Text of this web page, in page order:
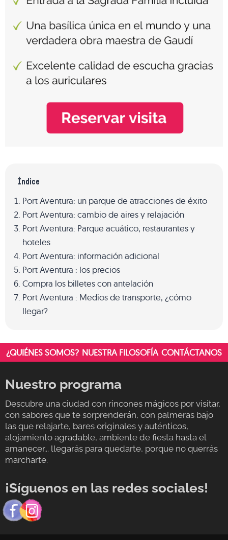
Índice
Port Aventura: un parque de atracciones de éxito
Port Aventura: cambio de aires y relajación
Port Aventura: Parque acuático, restaurantes y
hoteles
Port Aventura: información adicional
Port Aventura : los precios
Compra los billetes con antelación
Port Aventura : Medios de transporte, ¿cómo
llegar?
¿QUIÉNES SOMOS? NUESTRA FILOSOFÍA CONTÁCTANOS
Nuestro programa
Descubre una ciudad con rincones mágicos por visitar,
con sabores que te sorprenderán, con palmeras bajo
las que relajarte, bares originales y auténticos,
alojamiento agradable, ambiente de fiesta hasta el
amanecer... llegarás para quedarte, porque no querrás
marcharte.
¡Síguenos en las redes sociales!